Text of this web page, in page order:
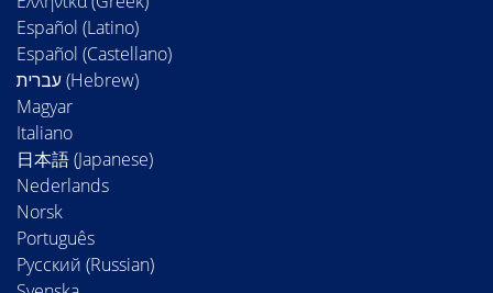
Español (Latino)
Español (Castellano)
Magyar
Italiano
日本語 (Japanese)
Nederlands
Norsk
Português
Русский (Russian)